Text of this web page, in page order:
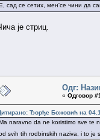
сад се сетих, мен'се чини да
је стриц.
Одг:
« Одговор
Ђорђе Божовић на
naravno da ne koristimo sve te
svih tih rodbinskih naziva, i to je